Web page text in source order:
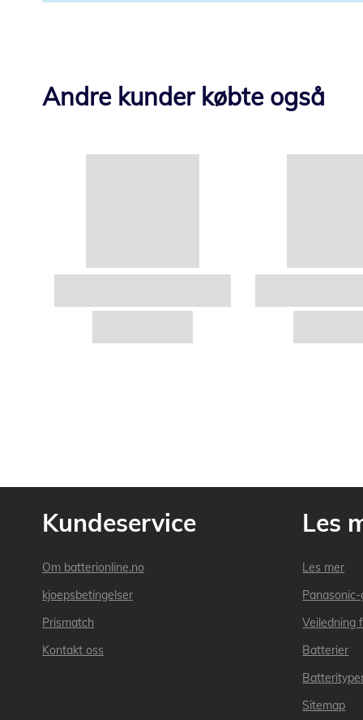
Andre kunder købte også
Kundeservice
Om batterionline.no
kjoepsbetingelser
Prismatch
Kontakt oss
Les
Les mer
Veiledning
Batterier
Sitemap